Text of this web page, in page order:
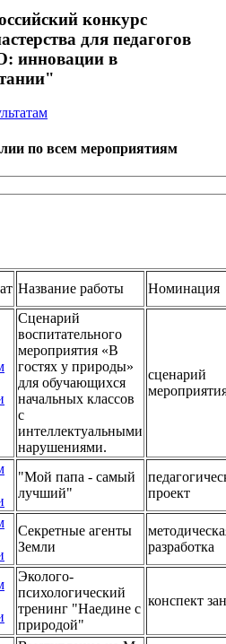
конкурс
для педагогов
инновации в
по всем мероприятиям
Название работы Номинация
Сценарий
воспитательного
мероприятия «В
гостях у природы»
для обучающихся
начальных классов
с
интеллектуальными
нарушениями.
сценарий
"Мой папа - самый
лучший"
проект
Секретные агенты
Земли
разработка
Эколого-
психологический
тренинг "Наедине с
природой"
конспект